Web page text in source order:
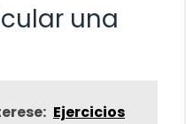
una
Ejercicios